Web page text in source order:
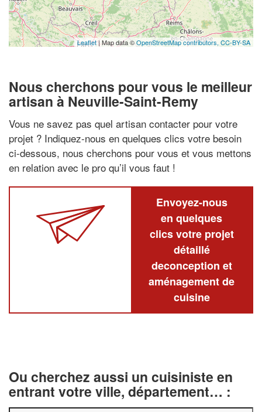
Leaflet| Map data ©OpenStreetMap contributors, CC-BY-SA
Nous cherchons pour vous le meilleur
artisan à Neuville-Saint-Remy
Vous ne savez pas quel artisan contacter pour votre
projet ? Indiquez-nous en quelques clics votre besoin
ci-dessous, nous cherchons pour vous et vous mettons
en relation avec le pro qu’il vous faut !
Envoyez-nous
en quelques
clics votre projet
détaillé
deconception et
aménagement de
cuisine
Ou cherchez aussi un cuisiniste en
entrant votre ville, département… :